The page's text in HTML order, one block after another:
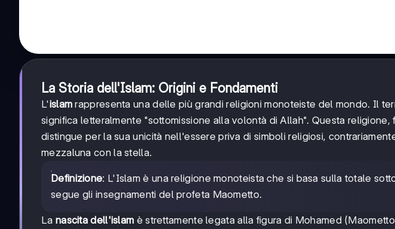
La Storia dell'Islam: Origini e Fondamenti
L'islam rappresenta una delle più grandi religioni monoteiste del mondo. Il
significa letteralmente "sottomissione alla volontà di Allah". Questa
distingue per la sua unicità nell'essere priva di simboli religiosi,
mezzaluna con la stella.
Definizione: L'Islam è una religione monoteista che si basa sulla totale
segue gli insegnamenti del profeta Maometto.
La nascita dell'islam è strettamente legata alla figura di Mohamed